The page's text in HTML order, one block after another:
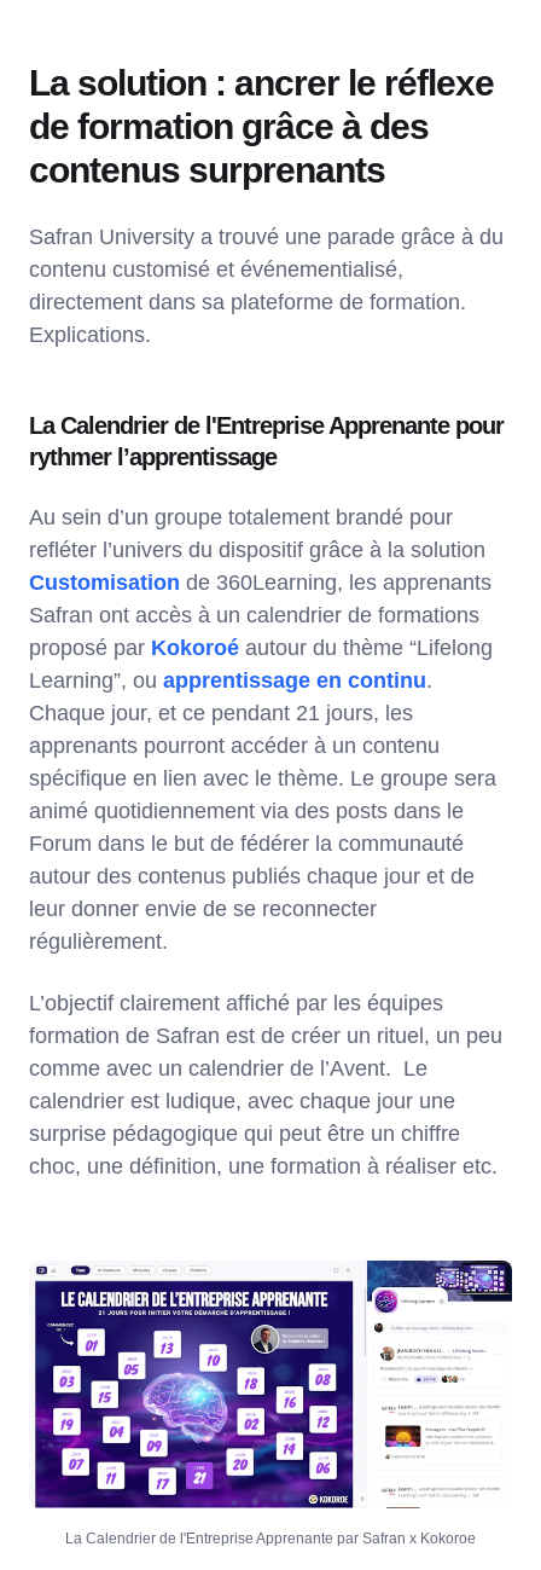
La solution : ancrer le réflexe
de formation grâce à des
contenus surprenants
Safran University a trouvé une parade grâce à du
contenu customisé et événementialisé,
directement dans sa plateforme de formation.
Explications.
La Calendrier de l'Entreprise Apprenante pour
rythmer l’apprentissage
Au sein d’un groupe totalement brandé pour
refléter l’univers du dispositif grâce à la solution
Customisation de 360Learning, les apprenants
Safran ont accès à un calendrier de formations
proposé par Kokoroé autour du thème “Lifelong
Learning”, ou apprentissage en continu.
Chaque jour, et ce pendant 21 jours, les
apprenants pourront accéder à un contenu
spécifique en lien avec le thème. Le groupe sera
animé quotidiennement via des posts dans le
Forum dans le but de fédérer la communauté
autour des contenus publiés chaque jour et de
leur donner envie de se reconnecter
régulièrement.
L’objectif clairement affiché par les équipes
formation de Safran est de créer un rituel, un peu
comme avec un calendrier de l’Avent. Le
calendrier est ludique, avec chaque jour une
surprise pédagogique qui peut être un chiffre
choc, une définition, une formation à réaliser etc.
La Calendrier de l'Entreprise Apprenante par Safran x Kokoroe